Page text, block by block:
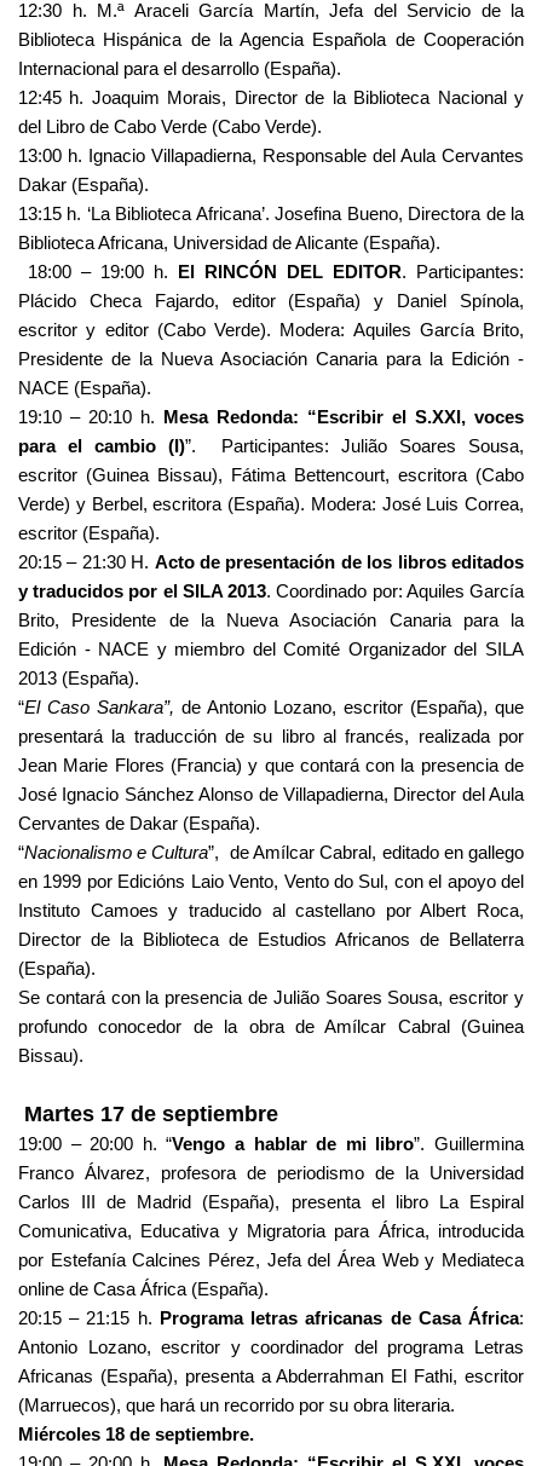
12:30 h. M.ª Araceli García Martín, Jefa del Servicio de la
Biblioteca Hispánica de la Agencia Española de Cooperación
Internacional para el desarrollo (España).
12:45 h. Joaquim Morais, Director de la Biblioteca Nacional y
del Libro de Cabo Verde (Cabo Verde).
13:00 h. Ignacio Villapadierna, Responsable del Aula Cervantes
Dakar (España).
13:15 h. ‘La Biblioteca Africana’. Josefina Bueno, Directora de la
Biblioteca Africana, Universidad de Alicante (España).
18:00 – 19:00 h.
El RINCÓN DEL EDITOR. Participantes:
Plácido Checa Fajardo, editor (España) y Daniel Spínola,
escritor y editor (Cabo Verde). Modera: Aquiles García Brito,
Presidente de la Nueva Asociación Canaria para la Edición -
NACE (España).
19:10 – 20:10 h.
Mesa Redonda: “Escribir el S.XXI, voces
para el cambio (I)”. Participantes: Julião Soares Sousa,
escritor (Guinea Bissau), Fátima Bettencourt, escritora (Cabo
Verde) y Berbel, escritora (España). Modera: José Luis Correa,
escritor (España).
20:15 – 21:30 H. Acto de presentación de los libros editados
y traducidos por el SILA 2013. Coordinado por: Aquiles García
Brito, Presidente de la Nueva Asociación Canaria para la
Edición - NACE y miembro del Comité Organizador del SILA
2013 (España).
“El Caso Sankara”, de Antonio Lozano, escritor (España), que
presentará la traducción de su libro al francés, realizada por
Jean Marie Flores (Francia) y que contará con la presencia de
José Ignacio Sánchez Alonso de Villapadierna, Director del Aula
Cervantes de Dakar (España).
“Nacionalismo e Cultura”, de Amílcar Cabral, editado en gallego
en 1999 por Edicións Laio Vento, Vento do Sul, con el apoyo del
Instituto Camoes y traducido al castellano por Albert Roca,
Director de la Biblioteca de Estudios Africanos de Bellaterra
(España).
Se contará con la presencia de Julião Soares Sousa, escritor y
profundo conocedor de la obra de Amílcar Cabral (Guinea
Bissau).
Martes 17 de septiembre
19:00 – 20:00 h. “Vengo a hablar de mi libro”. Guillermina
Franco Álvarez, profesora de periodismo de la Universidad
Carlos III de Madrid (España), presenta el libro La Espiral
Comunicativa, Educativa y Migratoria para África, introducida
por Estefanía Calcines Pérez, Jefa del Área Web y Mediateca
online de Casa África (España).
20:15 – 21:15 h.
Programa letras africanas de Casa África:
Antonio Lozano, escritor y coordinador del programa Letras
Africanas (España), presenta a Abderrahman El Fathi, escritor
(Marruecos), que hará un recorrido por su obra literaria.
Miércoles 18 de septiembre.